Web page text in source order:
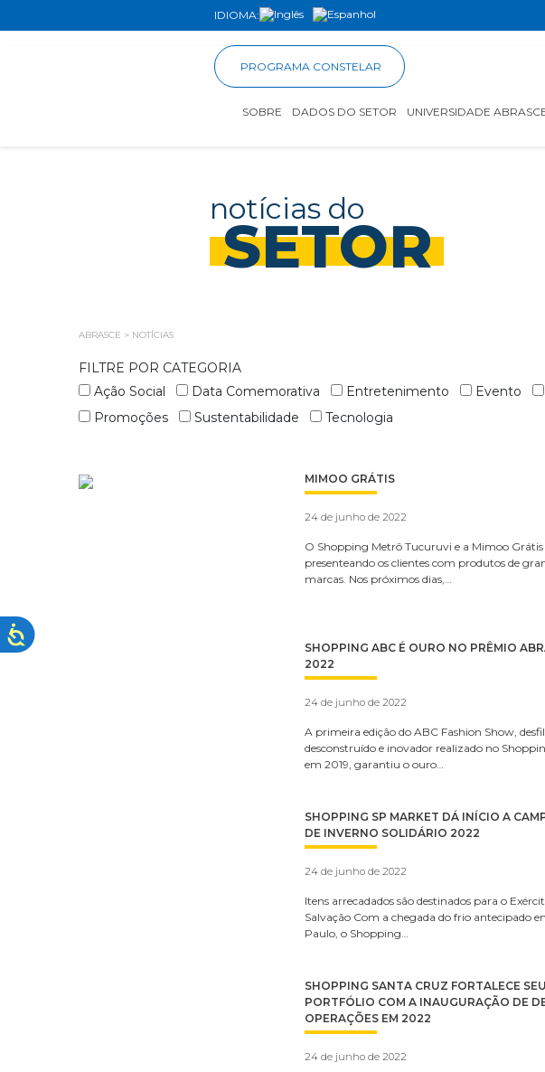
IDIOMA:
PROGRAMA CONSTELAR
SOBRE DADOS DO SETOR UNIVERSIDADE
notícias do
SETOR
ABRASCE > NOTÍCIAS
FILTRE POR CATEGORIA
Ação Social
Data Comemorativa Entretenimento Evento
Promoções
Sustentabilidade Tecnologia
MIMOO GRÁTIS
24 de junho de 2022
O Shopping Metrô Tucuruvi e a Mimoo Grátis
presenteando os clientes com produtos de
marcas. Nos próximos dias,…
SHOPPING ABC É OURO NO PRÊMIO
2022
24 de junho de 2022
A primeira edição do ABC Fashion Show,
desconstruído e inovador realizado no
em 2019, garantiu o ouro…
SHOPPING SP MARKET DÁ INÍCIO A
DE INVERNO SOLIDÁRIO 2022
24 de junho de 2022
Itens arrecadados são destinados para o
Salvação Com a chegada do frio antecipado
Paulo, o Shopping…
SHOPPING SANTA CRUZ FORTALECE SEU
PORTFÓLIO COM A INAUGURAÇÃO DE
OPERAÇÕES EM 2022
24 de junho de 2022